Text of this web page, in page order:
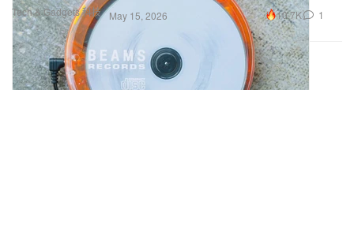
Tech & Gadgets 科技 May 15, 2026 10.7K 1